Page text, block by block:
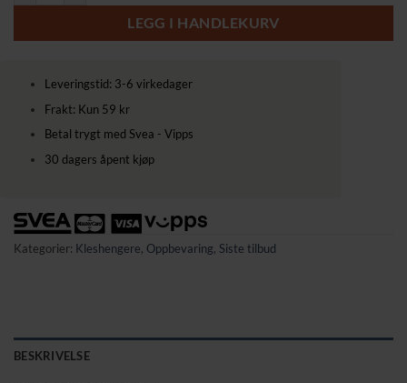
LEGG I HANDLEKURV
Leveringstid: 3-6 virkedager
Frakt: Kun 59 kr
Betal trygt med Svea - Vipps
30 dagers åpent kjøp
Kategorier: Kleshengere, Oppbevaring, Siste tilbud
BESKRIVELSE